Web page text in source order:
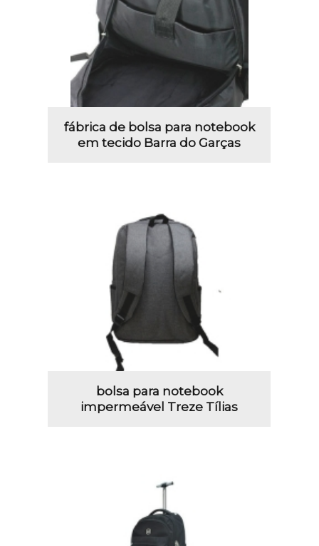
fábrica de bolsa para notebook
em tecido Barra do Garças
bolsa para notebook
impermeável Treze Tílias